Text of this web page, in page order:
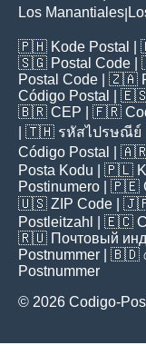
Los Manantiales
🇵🇭 Kode Postal |
🇸🇬 Postal Code |
Postal Code | 🇿🇦
Código Postal
|
🇧🇷 CEP | 🇫🇷
| 🇹🇭 รหัสไปรษณีย์
Código Postal
|
Posta Kodu | 🇵🇱
Postinumero | 🇵🇪
🇺🇸 ZIP Code |
Postleitzahl
| 🇪🇨
🇷🇺 Почтовый
Postnummer | 🇧🇩
Postnummer
© 2026 Codigo-